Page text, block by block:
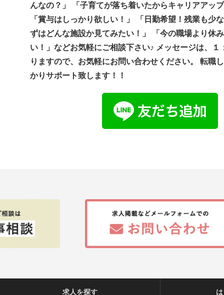
んなの？」 「子育てが落ち着いたからキャリアアッ
「賞与はしっかり欲しい！」 「日勤希望！残業も少
ずはどんな施設か見てみたい！」 「今の職場より休
い！」などお気軽にご相談下さい♪ メッセージは、１
りますので、お気軽にお問い合わせください。 転職
かりサポート致します！！
求人を探す